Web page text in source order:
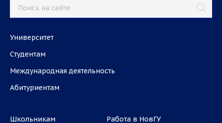
Университет
Студентам
Международная деятельность
Абитуриентам
Школьникам
Работа в НовГУ